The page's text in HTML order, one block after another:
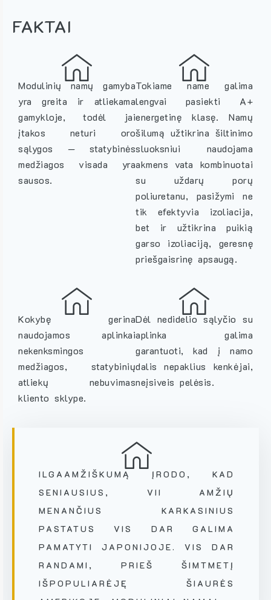
FAKTAI
Modulinių namų gamyba
yra greita ir atliekama
gamykloje, todėl jai
įtakos neturi oro
sąlygos — statybinės
medžiagos visada yra
sausos.
Tokiame name galima
lengvai pasiekti A+
energetinę klasę. Namų
šilumą užtikrina šiltinimo
sluoksniui naudojama
akmens vata kombinuotai
su uždarų porų
poliuretanu, pasižymi ne
tik efektyvia izoliacija,
bet ir užtikrina puikią
garso izoliaciją, geresnę
priešgaisrinę apsaugą.
Kokybę gerina
naudojamos aplinkai
nekenksmingos
medžiagos, statybinių
atliekų nebuvimas
kliento sklype.
Dėl nedidelio sąlyčio su
aplinka galima
garantuoti, kad į namo
dalis nepaklius kenkėjai,
neįsiveis pelėsis.
ILGAAMŽIŠKUMĄ ĮRODO, KAD
SENIAUSIUS, VII AMŽIŲ
MENANČIUS KARKASINIUS
PASTATUS VIS DAR GALIMA
PAMATYTI JAPONIJOJE. VIS DAR
RANDAMI, PRIEŠ ŠIMTMETĮ
IŠPOPULIARĖJĘ ŠIAURĖS